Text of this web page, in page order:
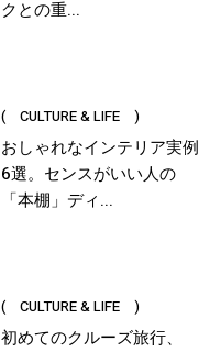
クとの重...
( CULTURE & LIFE )
おしゃれなインテリア実例
6選。センスがいい人の
「本棚」ディ...
( CULTURE & LIFE )
初めてのクルーズ旅行、